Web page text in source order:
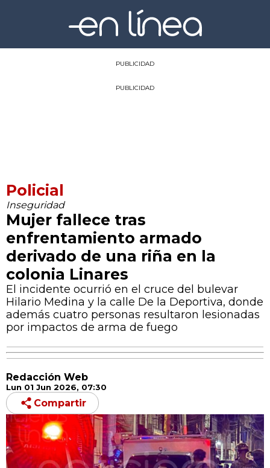
PUBLICIDAD
PUBLICIDAD
Policial
Inseguridad
Mujer fallece tras
enfrentamiento armado
derivado de una riña en la
colonia Linares
El incidente ocurrió en el cruce del bulevar
Hilario Medina y la calle De la Deportiva, donde
además cuatro personas resultaron lesionadas
por impactos de arma de fuego
Redacción Web
Lun 01 Jun 2026, 07:30
Compartir